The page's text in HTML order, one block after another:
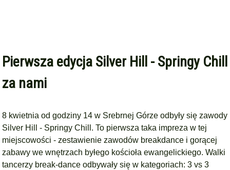
Pierwsza edycja Silver Hill - Springy Chill
za nami
8 kwietnia od godziny 14 w Srebrnej Górze odbyły się zawody
Silver Hill - Springy Chill. To pierwsza taka impreza w tej
miejscowości - zestawienie zawodów breakdance i gorącej
zabawy we wnętrzach byłego kościoła ewangelickiego. Walki
tancerzy break-dance odbywały się w kategoriach: 3 vs 3